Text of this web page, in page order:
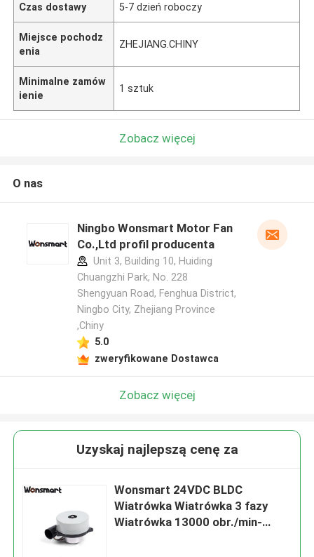
Czas dostawy 5-7 dzień roboczy
Miejsce pochodz
enia
ZHEJIANG.CHINY
Minimalne zamów
ienie
1 sztuk
Zobacz więcej
O nas
Ningbo Wonsmart Motor Fan
Co.,Ltd profil producenta
Unit 3, Building 10, Huiding
Chuangzhi Park, No. 228
Shengyuan Road, Fenghua District,
Ningbo City, Zhejiang Province
,Chiny
5.0
zweryfikowane Dostawca
Zobacz więcej
Uzyskaj najlepszą cenę za
Wonsmart 24VDC BLDC
Wiatrówka Wiatrówka 3 fazy
Wiatrówka 13000 obr./min-